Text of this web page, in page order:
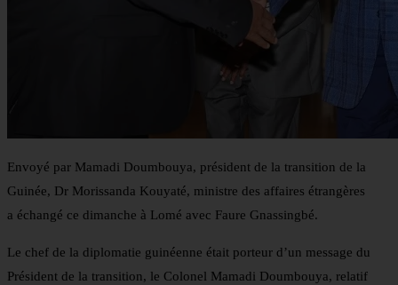
Envoyé par Mamadi Doumbouya, président de la transition de la
Guinée, Dr Morissanda Kouyaté, ministre des affaires étrangères
a échangé ce dimanche à Lomé avec Faure Gnassingbé.
Le chef de la diplomatie guinéenne était porteur d’un message du
Président de la transition, le Colonel Mamadi Doumbouya, relatif